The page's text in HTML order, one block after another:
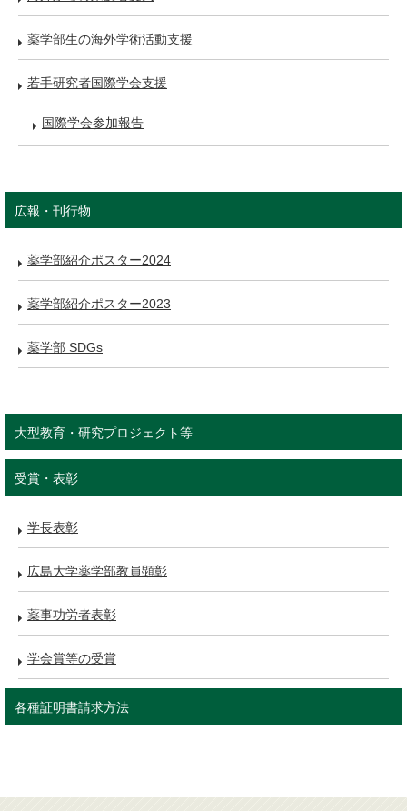
薬学部生の海外学術活動支援
若手研究者国際学会支援
国際学会参加報告
広報・刊行物
薬学部紹介ポスター2024
薬学部紹介ポスター2023
薬学部 SDGs
大型教育・研究プロジェクト等
受賞・表彰
学長表彰
広島大学薬学部教員顕彰
薬事功労者表彰
学会賞等の受賞
各種証明書請求方法